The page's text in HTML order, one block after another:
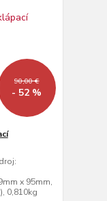
90,00 €
- 52 %
x 95mm,
0,810kg